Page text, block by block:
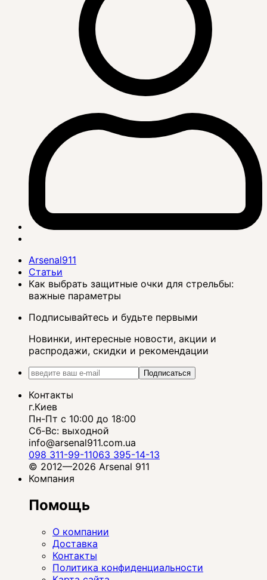
Arsenal911
Статьи
Как выбрать защитные очки для стрельбы:
важные параметры
Подписывайтесь и будьте первыми
Новинки, интересные новости, акции и
распродажи, скидки и рекомендации
Подписаться
Контакты
г.Киев
Пн-Пт с 10:00 до 18:00
Сб-Вс: выходной
info@arsenal911.com.ua
098 311-99-11063 395-14-13
© 2012—2026 Arsenal 911
Компания
Помощь
О компании
Доставка
Контакты
Политика конфиденциальности